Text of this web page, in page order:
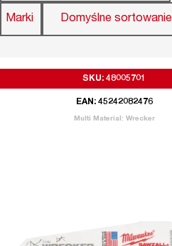
Marki Domyślne sortowanie
SKU: 48005701
EAN: 45242082476
Multi Material: Wrecker